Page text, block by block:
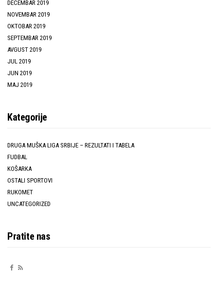
DECEMBAR 2019
NOVEMBAR 2019
OKTOBAR 2019
SEPTEMBAR 2019
AVGUST 2019
JUL 2019
JUN 2019
MAJ 2019
Kategorije
DRUGA MUŠKA LIGA SRBIJE – REZULTATI I TABELA
FUDBAL
KOŠARKA
OSTALI SPORTOVI
RUKOMET
UNCATEGORIZED
Pratite nas